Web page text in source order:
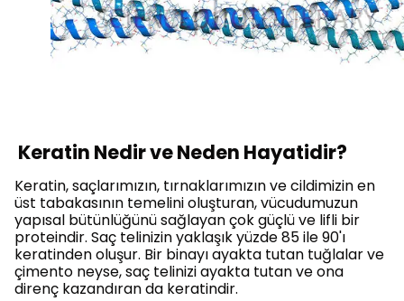
Keratin Nedir ve Neden Hayatidir?
Keratin, saçlarımızın, tırnaklarımızın ve cildimizin en
üst tabakasının temelini oluşturan, vücudumuzun
yapısal bütünlüğünü sağlayan çok güçlü ve lifli bir
proteindir. Saç telinizin yaklaşık yüzde 85 ile 90'ı
keratinden oluşur. Bir binayı ayakta tutan tuğlalar ve
çimento neyse, saç telinizi ayakta tutan ve ona
direnç kazandıran da keratindir.